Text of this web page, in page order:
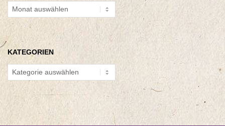
Archiv
KATEGORIEN
Kategorien